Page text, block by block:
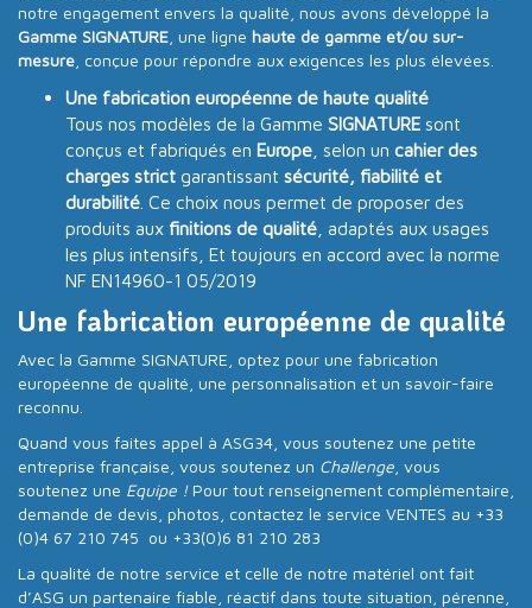
notre engagement envers la qualité, nous avons développé la
Gamme SIGNATURE , une ligne haute de gamme et/ou sur-
mesure , conçue pour répondre aux exigences les plus élevées.
Une fabrication européenne de haute qualité
Tous nos modèles de la Gamme SIGNATURE sont
conçus et fabriqués en Europe , selon un cahier des
charges strict garantissant sécurité, fiabilité et
durabilité . Ce choix nous permet de proposer des
produits aux finitions de qualité , adaptés aux usages
les plus intensifs, Et toujours en accord avec la norme
NF EN14960-1 05/2019
Une fabrication européenne de qualité
Avec la Gamme SIGNATURE, optez pour une fabrication
européenne de qualité, une personnalisation et un savoir-faire
reconnu.
Quand vous faites appel à ASG34, vous soutenez une petite
entreprise française, vous soutenez un Challenge , vous
soutenez une Equipe !Pour tout renseignement complémentaire,
demande de devis, photos, contactez le service VENTES au +33
(0)4 67 210 745 ou +33(0)6 81 210 283
La qualité de notre service et celle de notre matériel ont fait
d’ASG un partenaire fiable, réactif dans toute situation, pérenne,